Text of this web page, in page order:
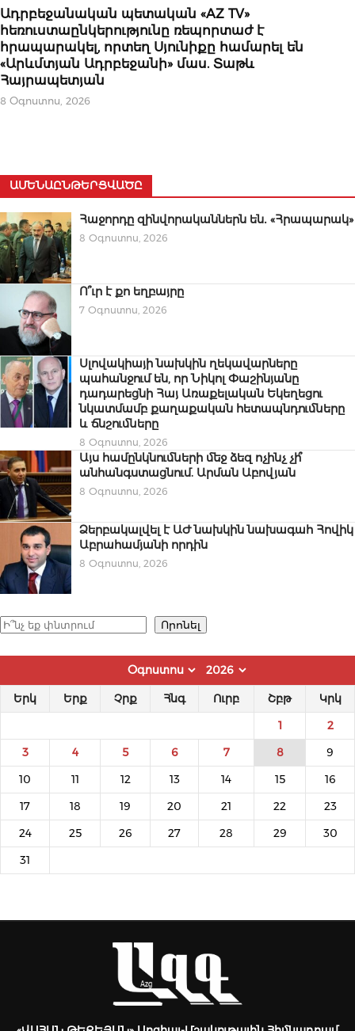
ՆՈՐՈՒԹՅՈՒՆՆԵՐ
Ադրբեջանական պետական «AZ TV»
հեռուստաընկերությունը ռեպորտաժ է
հրապարակել, որտեղ Սյունիքը համարել են
«Արևմտյան Ադրբեջանի» մաս. Տաթև
Հայրապետյան
8 Օգոստոս, 2026
ԱՄԵՆԱԸՆԹԵՐՑՎԱԾԸ
Հաջորդը զինվորականներն են․ «Հրապարակ»
8 Օգոստոս, 2026
Ո՞ւր է քո եղբայրը
7 Օգոստոս, 2026
Սլովակիայի նախկին ղեկավարները
պահանջում են, որ Նիկոլ Փաշինյանը
դադարեցնի Հայ Առաքելական Եկեղեցու
նկատմամբ քաղաքական հետապնդումները
և ճնշումները
8 Օգոստոս, 2026
Այս համընկնումների մեջ ձեզ ոչինչ չի՞
անհանգստացնում. Արման Աբովյան
8 Օգոստոս, 2026
Ձերբակալվել է ԱԺ նախկին նախագահ Հովիկ
Աբրահամյանի որդին
8 Օգոստոս, 2026
Որոնել Որոնել
Երկ Երք Չրք Հնգ Ուրբ Շբթ Կրկ
1 2
3 4 5 6 7 8 9
10 11 12 13 14 15 16
17 18 19 20 21 22 23
24 25 26 27 28 29 30
31